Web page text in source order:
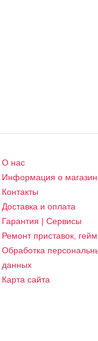
О нас
Информация о
Контакты
Доставка и оплата
Гарантия | Сервисы
Ремонт приставок,
Обработка
данных
Карта сайта